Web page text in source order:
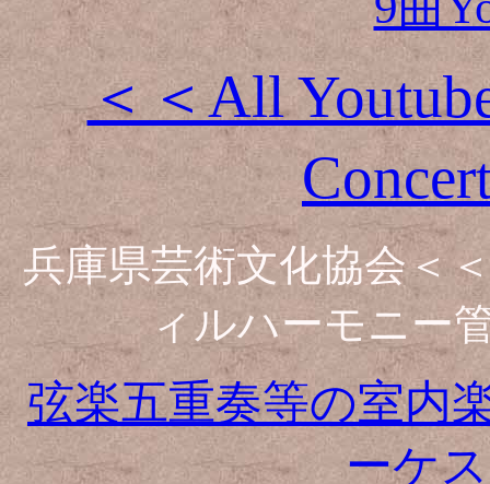
＜＜All
兵庫県芸術文化協会＜
ィルハーモニー
弦楽五重奏等の室内
ーケ